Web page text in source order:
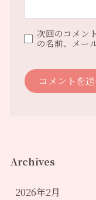
次回のコメン
の名前、メー
Archives
2026年2月